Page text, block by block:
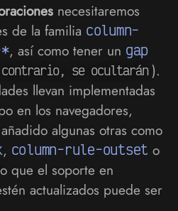
necesitaremos
de la familia column-
, así como tener un gap
contrario, se ocultarán ).
llevan implementadas
en los navegadores,
algunas otras como
, column-rule-outset o
que el soporte en
actualizados puede ser